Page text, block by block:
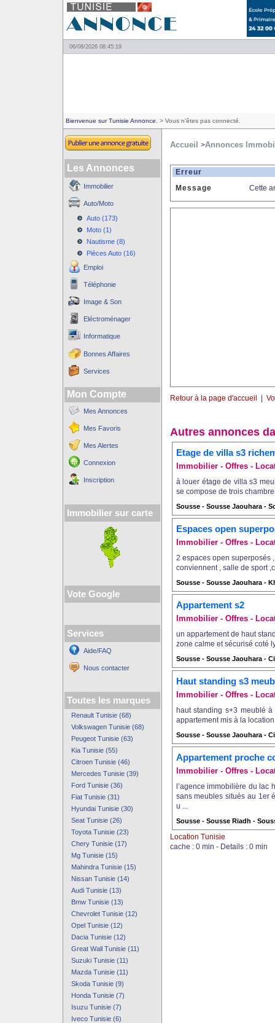
06/08/2026 08:45:19
Bienvenue sur Tunisie Annonce. > Vous n'êtes pas connecté.
Les Annonces
Immobilier
Auto/Moto
Auto (173)
Moto (1)
Nautisme (8)
Pièces Auto (16)
Emploi
Téléphonie
Image & Son
Eléctroménager
Informatique
Bonnes Affaires
Services
Mon Compte
Mes Annonces
Mes Favoris
Mes Alertes
Connexion
Inscription
Immobilier sur carte
Vote Google
Services
Aide/FAQ
Nous contacter
Toutes les marques
Renault Tunisie (68)
Volkswagen Tunisie (68)
Peugeot Tunisie (63)
Kia Tunisie (55)
Citroen Tunisie (46)
Mercedes Tunisie (39)
Ford Tunisie (36)
Fiat Tunisie (31)
Hyundai Tunisie (30)
Seat Tunisie (26)
Toyota Tunisie (23)
Chery Tunisie (17)
Mg Tunisie (15)
Mahindra Tunisie (15)
Nissan Tunisie (14)
Audi Tunisie (13)
Bmw Tunisie (13)
Chevrolet Tunisie (12)
Opel Tunisie (12)
Dacia Tunisie (12)
Great Wall Tunisie (11)
Suzuki Tunisie (11)
Mazda Tunisie (11)
Skoda Tunisie (9)
Honda Tunisie (7)
Isuzu Tunisie (7)
Iveco Tunisie (6)
Accueil >Annonces
Erreur
Message
Cette
Retour à la page d'accueil
Autres annonces
Etage de villa s3
Immobilier - Offres -
à louer étage de villa s3
se compose de trois
Sousse - Sousse Jaouhara -
Espaces open
Immobilier - Offres -
2 espaces open superposés
conviennent , salle de sport
Sousse - Sousse Jaouhara -
Appartement s2
Immobilier - Offres -
un appartement de haut
zone calme et sécurisé coté
Sousse - Sousse Jaouhara -
Haut standing s3
Immobilier - Offres -
haut standing s+3 meublé
appartement mis à la
Sousse - Sousse Jaouhara -
Appartement proche
Immobilier - Offres -
l’agence immobilière du lac
sans meubles situés au 1er
u ...
Sousse - Sousse Riadh -
Location Tunisie
cache : 0 min - Details : 0 min